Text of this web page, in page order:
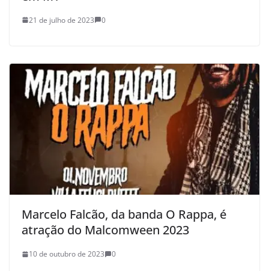
21 de julho de 2023 0
Marcelo Falcão, da banda O Rappa, é
atração do Malcomween 2023
10 de outubro de 2023 0